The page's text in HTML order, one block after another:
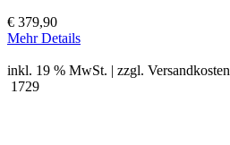
€ 379,90
Mehr Details
inkl. 19 % MwSt. | zzgl. Versandkosten
1729